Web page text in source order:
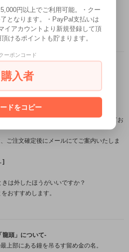
ちら←
日数がかかりますか？
手作業で製作するフルハンドメイドのた
は営業日約1週間～のお時間をいただいてお
ご注文確定後にメールにてご案内いたしま
は外したほうがいいですか？
おすすめします。
龍頭」について-
上部にある鐘を吊るす留め金の名。
円以上でご利用可能。・クー
となります。・PayPal支払いは
イアカウントより新規登録して頂
けるポイントも貯まります。
ーポンコード
購入者
ドをコピー